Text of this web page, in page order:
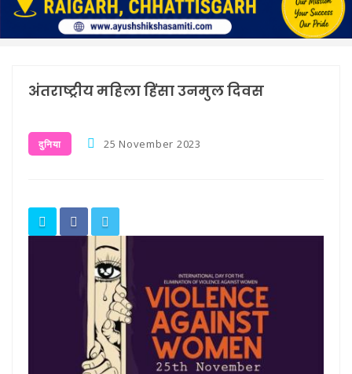
अंतराष्ट्रीय महिला हिंसा उनमुल दिवस
दुनिया 25 November 2023